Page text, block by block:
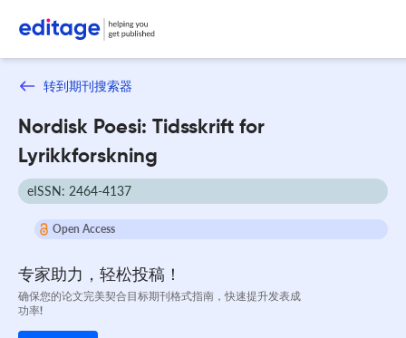
转到期刊搜索器
Nordisk Poesi: Tidsskrift for
Lyrikkforskning
eISSN: 2464-4137
Open Access
专家助力，轻松投稿！
确保您的论文完美契合目标期刊格式指南，快速提升发表成
功率!